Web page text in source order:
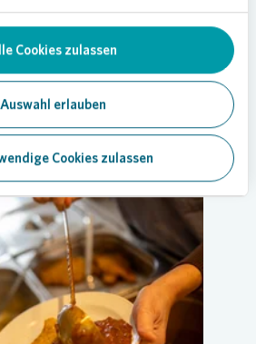
Cookies zulassen
Auswahl erlauben
Cookies zulassen
des Gladbecker